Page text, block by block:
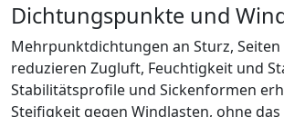
Dichtungspunkte und
Mehrpunktdichtungen an Sturz, Seiten
reduzieren Zugluft, Feuchtigkeit und
Stabilitätsprofile und Sickenformen
Steifigkeit gegen Windlasten, ohne